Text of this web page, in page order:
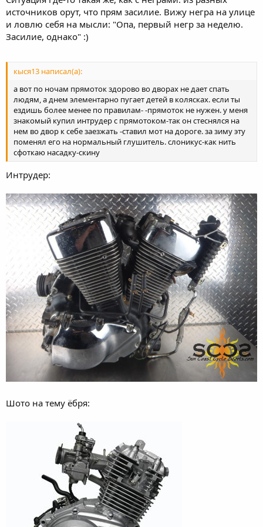
источников орут, что прям засилие. Вижу негра на улице
и ловлю себя на мысли: "Опа, первый негр за неделю.
Засилие, однако" :)
кыся13 написал(а):
а вот по ночам прямоток здорово во дворах не дает спать
людям, а днем элементарно пугает детей в колясках. если ты
ездишь более менее по правилам- -прямоток не нужен. у меня
знакомый купил интрудер с прямотоком-так он стеснялся на
нем во двор к себе заезжать -ставил мот на дороге. за зиму эту
поменял его на нормальный глушитель. слоникус-как нить
сфоткаю насадку-скину
Интрудер:
Шото на тему ёбря: